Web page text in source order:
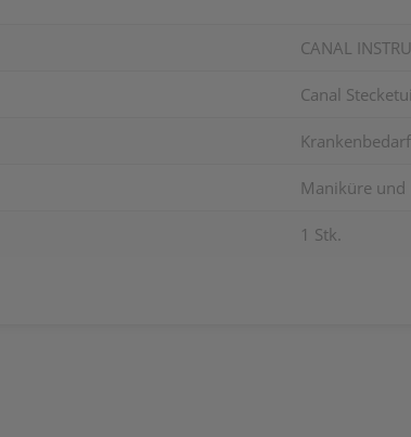
CANAL
Canal
Maniküre und
1 Stk.